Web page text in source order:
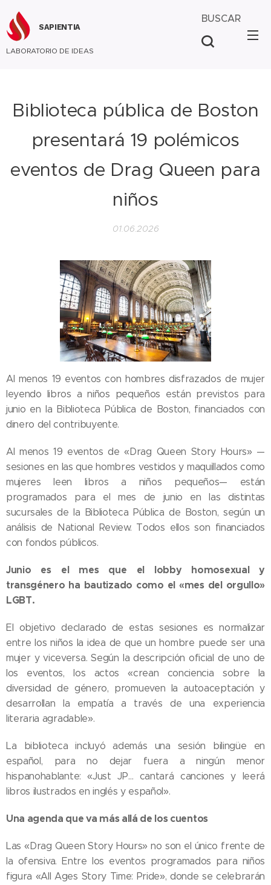
SAPIENTIA
LABORATORIO DE IDEAS
BUSCAR
Biblioteca pública de Boston
presentará 19 polémicos
eventos de Drag Queen para
niños
01.06.2026
Al menos 19 eventos con hombres disfrazados de mujer
leyendo libros a niños pequeños están previstos para
junio en la Biblioteca Pública de Boston, financiados con
dinero del contribuyente.
Al menos 19 eventos de «Drag Queen Story Hours» —
sesiones en las que hombres vestidos y maquillados como
mujeres leen libros a niños pequeños— están
programados para el mes de junio en las distintas
sucursales de la Biblioteca Pública de Boston, según un
análisis de National Review. Todos ellos son financiados
con fondos públicos.
Junio es el mes que el lobby homosexual y
transgénero ha bautizado como el «mes del orgullo»
LGBT.
El objetivo declarado de estas sesiones es normalizar
entre los niños la idea de que un hombre puede ser una
mujer y viceversa. Según la descripción oficial de uno de
los eventos, los actos «crean conciencia sobre la
diversidad de género, promueven la autoaceptación y
desarrollan la empatía a través de una experiencia
literaria agradable».
La biblioteca incluyó además una sesión bilingüe en
español, para no dejar fuera a ningún menor
hispanohablante: «Just JP… cantará canciones y leerá
libros ilustrados en inglés y español».
Una agenda que va más allá de los cuentos
Las «Drag Queen Story Hours» no son el único frente de
la ofensiva. Entre los eventos programados para niños
figura «All Ages Story Time: Pride», donde se celebrarán